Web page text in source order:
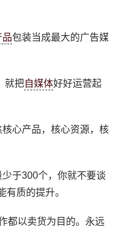
品包装当成最大的广告媒
就把自媒体好好运营起
心产品，核心资源，核
于300个，你就不要谈
有质的提升。
都以卖货为目的。永远